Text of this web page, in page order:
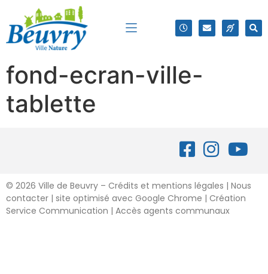
fond-ecran-ville-
tablette
© 2026 Ville de Beuvry – Crédits et mentions légales | Nous
contacter | site optimisé avec Google Chrome | Création
Service Communication | Accès agents communaux